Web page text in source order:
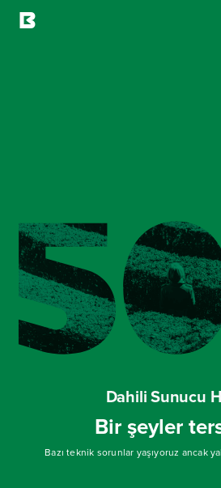
Dahili Sunucu
Bir şeyler
Bazı teknik sorunlar yaşıyoruz ancak